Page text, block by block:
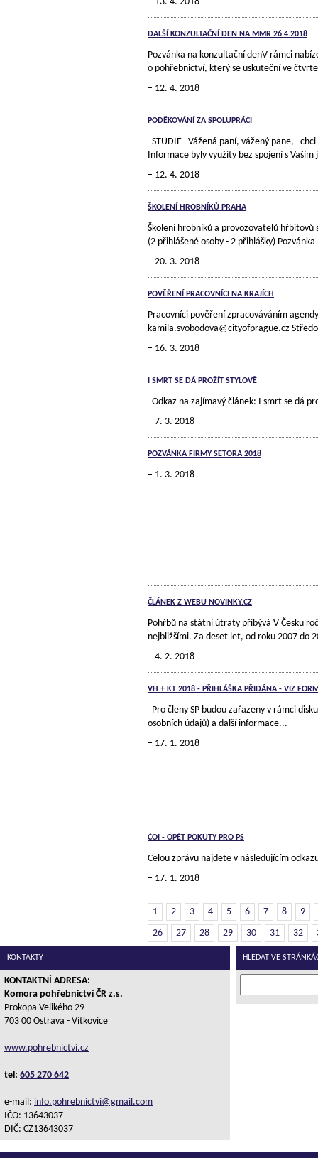
DALŠÍ KONZULTAČNÍ DEN NA MMR 26.4.2018
Pozvánka na konzultační denV rámci
o pohřebnictví, který se uskuteční ve
12. 4. 2018
PODĚKOVÁNÍ ZA SPOLUPRÁCI
STUDIE Vážená paní, vážený pane,
Informace byly využity bez spojení s
12. 4. 2018
ŠKOLENÍ HROBNÍKŮ PRAHA
Školení hrobníků a provozovatelů hřbitovů
(2 přihlášené osoby - 2 přihlášky) Pozvánka
20. 3. 2018
POVĚŘENÍ PRACOVNÍCI NA KRAJÍCH
Pracovníci pověření zpracováváním
kamila.svobodova@cityofprague.cz
16. 3. 2018
I SMRT SE DÁ PROŽÍT STYLOVĚ
Odkaz na zajímavý článek: I smrt se
7. 3. 2018
POZVÁNKA FIRMY SETORA 2018
1. 3. 2018
ČLÁNEK Z WEBU NOVINKY.CZ
Pohřbů na státní útraty přibývá V Česku
nejbližšími. Za deset let, od roku 2007 do
4. 2. 2018
VH + KT 2018 - PŘIHLÁŠKA PŘIDÁNA - VIZ
Pro členy SP budou zařazeny v rámci
osobních údajů) a další informace...
17. 1. 2018
ČOI - OPĚT POKUTY PRO PS
Celou zprávu najdete v následujícím
17. 1. 2018
1 2 3 4 5 6 7 8
9
26
27 28 29 30 31 32
KONTAKTY
KONTAKTNÍ ADRESA:
Komora pohřebnictví ČR z.s.
Prokopa Velikého 29
703 00 Ostrava - Vítkovice
www.pohrebnictvi.cz
tel: 605 270 642
e-mail: info.pohrebnictvi@gmail.com
IČO: 13643037
DIČ: CZ13643037
HLEDAT VE